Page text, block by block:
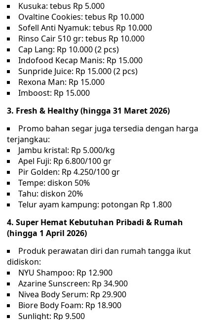
Kusuka: tebus Rp 5.000
Ovaltine Cookies: tebus Rp 10.000
Sofell Anti Nyamuk: tebus Rp 10.000
Rinso Cair 510 gr: tebus Rp 10.000
Cap Lang: Rp 10.000 (2 pcs)
Indofood Kecap Manis: Rp 15.000
Sunpride Juice: Rp 15.000 (2 pcs)
Rexona Man: Rp 15.000
Imboost: Rp 15.000
3. Fresh & Healthy (hingga 31 Maret 2026)
Promo bahan segar juga tersedia dengan harga
terjangkau:
Jambu kristal: Rp 5.000/kg
Apel Fuji: Rp 6.800/100 gr
Pir Golden: Rp 4.250/100 gr
Tempe: diskon 50%
Tahu: diskon 20%
Telur ayam kampung: potongan Rp 1.800
4. Super Hemat Kebutuhan Pribadi & Rumah
(hingga 1 April 2026)
Produk perawatan diri dan rumah tangga ikut
didiskon:
NYU Shampoo: Rp 12.900
Azarine Sunscreen: Rp 34.900
Nivea Body Serum: Rp 29.900
Biore Body Foam: Rp 18.900
Sunlight: Rp 9.500